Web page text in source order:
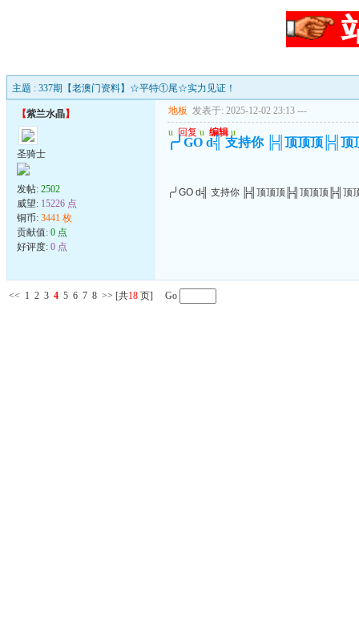
主题 : 337期【老澳门资料】☆平特①尾☆实力见证！
【紫兰水晶】
圣骑士
发帖: 2502
威望: 15226 点
铜币: 3441 枚
贡献值: 0 点
好评度: 0 点
地板 发表于: 2025-12-02 23:13 ---
u 回复 u 编辑 u
╭╯GO d╣ 支持你 ╠╣顶顶顶╠╣
╭╯GO d╣ 支持你 ╠╣顶顶顶╠╣顶顶顶╠╣顶
<< 1 2 3 4 5 6 7 8 >> [共18 页] Go